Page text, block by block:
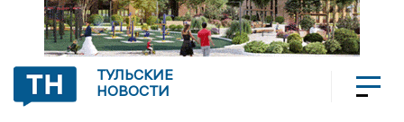
ТУЛЬСКИЕ
НОВОСТИ